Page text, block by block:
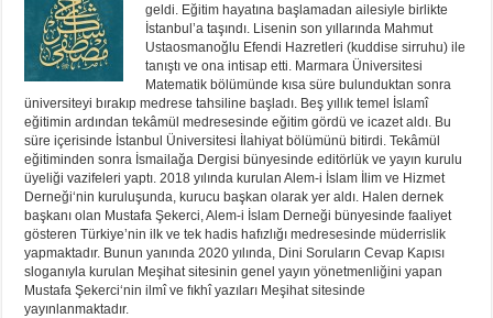
geldi. Eğitim hayatına başlamadan ailesiyle birlikte
İstanbul’a taşındı. Lisenin son yıllarında Mahmut
Ustaosmanoğlu Efendi Hazretleri (kuddise sirruhu) ile
tanıştı ve ona intisap etti. Marmara Üniversitesi
Matematik bölümünde kısa süre bulunduktan sonra
üniversiteyi bırakıp medrese tahsiline başladı. Beş yıllık temel İslamî
eğitimin ardından tekâmül medresesinde eğitim gördü ve icazet aldı. Bu
süre içerisinde İstanbul Üniversitesi İlahiyat bölümünü bitirdi. Tekâmül
eğitiminden sonra İsmailağa Dergisi bünyesinde editörlük ve yayın kurulu
üyeliği vazifeleri yaptı. 2018 yılında kurulan Alem-i İslam İlim ve Hizmet
Derneği‘nin kuruluşunda, kurucu başkan olarak yer aldı. Halen dernek
başkanı olan Mustafa Şekerci, Alem-i İslam Derneği bünyesinde faaliyet
gösteren Türkiye’nin ilk ve tek hadis hafızlığı medresesinde müderrislik
yapmaktadır. Bunun yanında 2020 yılında, Dini Soruların Cevap Kapısı
sloganıyla kurulan Meşihat sitesinin genel yayın yönetmenliğini yapan
Mustafa Şekerci‘nin ilmî ve fıkhî yazıları Meşihat sitesinde
yayınlanmaktadır.